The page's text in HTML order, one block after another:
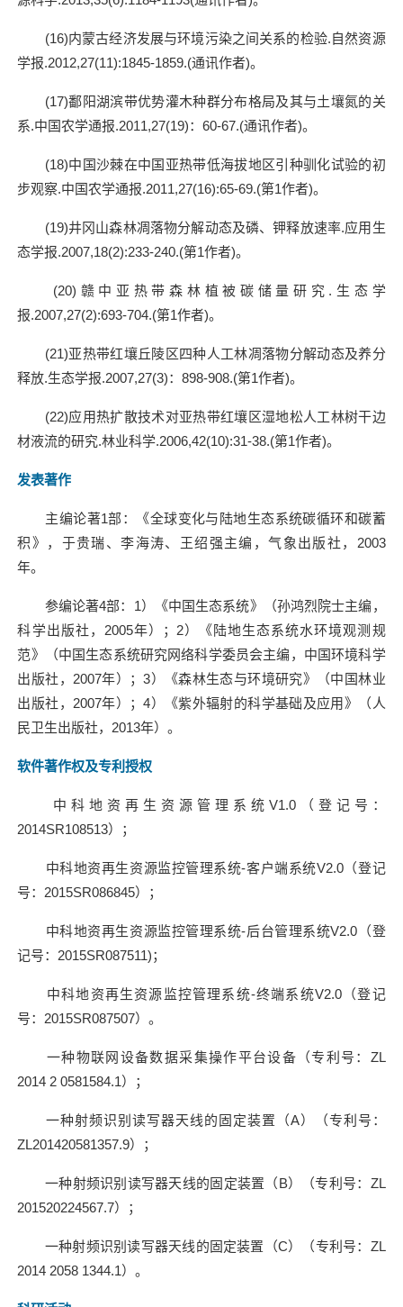
(16)内蒙古经济发展与环境污染之间关系的检验. 自然资源
学报.2012,27(11):1845-1859.(通讯作者)。
(17)鄱阳湖滨带优势灌木种群分布格局及其与土壤氮的关
系.中国农学通报.2011,27(19)：60-67.(通讯作者)。
(18)中国沙棘在中国亚热带低海拔地区引种驯化试验的初
步观察.中国农学通报.2011,27(16):65-69.(第1作者)。
(19)井冈山森林凋落物分解动态及磷、钾释放速率.应用生
态学报.2007,18(2):233-240.(第1作者)。
(20) 赣中亚热带森林植被碳储量研究 . 生态学
报.2007,27(2):693-704.(第1作者)。
(21)亚热带红壤丘陵区四种人工林凋落物分解动态及养分
释放.生态学报.2007,27(3)：898-908.(第1作者)。
(22)应用热扩散技术对亚热带红壤区湿地松人工林树干边
材液流的研究.林业科学.2006,42(10):31-38.(第1作者)。
发表著作
主编论著1部：《全球变化与陆地生态系统碳循环和碳蓄
积》，于贵瑞、李海涛、王绍强主编，气象出版社， 2003
年。
参编论著4部： 1）《中国生态系统》（孙鸿烈院士主编，
科学出版社， 2005年）； 2）《陆地生态系统水环境观测规
范》（中国生态系统研究网络科学委员会主编，中国环境科学
出版社， 2007年）；3）《森林生态与环境研究》（中国林业
出版社， 2007年）；4）《紫外辐射的科学基础及应用》（人
民卫生出版社，2013年）。
软件著作权及专利授权
中科地资再生资源管理系统 V1.0（登记号：
2014SR108513）；
中科地资再生资源监控管理系统-客户端系统V2.0（登记
号：2015SR086845）；
中科地资再生资源监控管理系统-后台管理系统V2.0 （登
记号：2015SR087511)；
中科地资再生资源监控管理系统-终端系统V2.0（登记
号：2015SR087507）。
一种物联网设备数据采集操作平台设备（专利号： ZL
2014 2 0581584.1）；
一种射频识别读写器天线的固定装置（A）（专利号：
ZL201420581357.9）；
一种射频识别读写器天线的固定装置（ B）（专利号： ZL
201520224567.7）；
一种射频识别读写器天线的固定装置（C）（专利号： ZL
2014 2058 1344.1）。